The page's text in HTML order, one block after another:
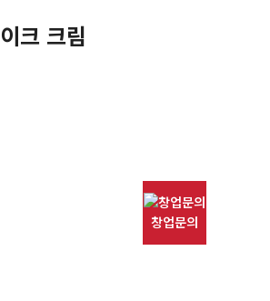
크 크림
창업문의